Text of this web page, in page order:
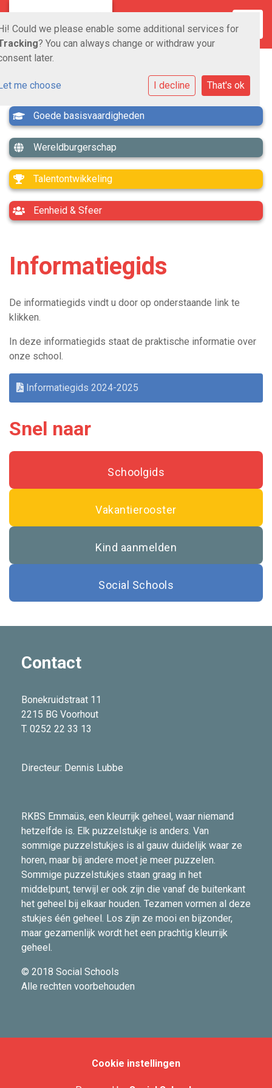
Goede basisvaardigheden
Wereldburgerschap
Talentontwikkeling
Eenheid & Sfeer
Informatiegids
De informatiegids vindt u door op onderstaande link te
klikken.
In deze informatiegids staat de praktische informatie over
onze school.
Informatiegids 2024-2025
Snel naar
Schoolgids
Vakantierooster
Kind aanmelden
Social Schools
Contact
Bonekruidstraat 11
2215 BG Voorhout
T. 0252 22 33 13
Directeur: Dennis Lubbe
RKBS Emmaüs, een kleurrijk geheel, waar niemand
hetzelfde is. Elk puzzelstukje is anders. Van
sommige puzzelstukjes is al gauw duidelijk waar ze
horen, maar bij andere moet je meer puzzelen.
Sommige puzzelstukjes staan graag in het
middelpunt, terwijl er ook zijn die vanaf de buitenkant
het geheel bij elkaar houden. Tezamen vormen al deze
stukjes één geheel. Los zijn ze mooi en bijzonder,
maar gezamenlijk wordt het een prachtig kleurrijk
geheel.
© 2018 Social Schools
Alle rechten voorbehouden
Cookie instellingen
Could we please enable some additional services for
? You can always change or withdraw your
later.
me choose I decline That's ok